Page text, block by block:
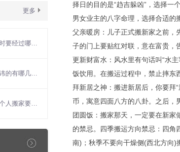
更多
寿光搬家公司搬家时要经过哪些流程
你知道寿光搬家忌讳的有哪几点吗
寿光搬家公司介绍个人搬家要注意的问题
择日的目的是“趋吉躲凶”，选择一
男女业主的八字命理，选择合适的
父亲暖房：儿子正式搬新家之前，
子的门上要贴红对联，意在富贵，
更新财富水：风水里有句话叫“水
饭饮用。在搬运过程中，禁止摔东
拜新居之神：搬进新居后，你要拜
币，寓意四面八方的八卦。之后，
团圆饭：搬家那天，一定要在新家
的禁忌。四季搬运方向禁忌：四
南)；秋季不要向干燥侧(西北方向)